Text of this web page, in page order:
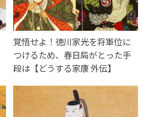
覚悟せよ！徳川家光を将軍位に
つけるため、春日局がとった手
段は【どうする家康 外伝】